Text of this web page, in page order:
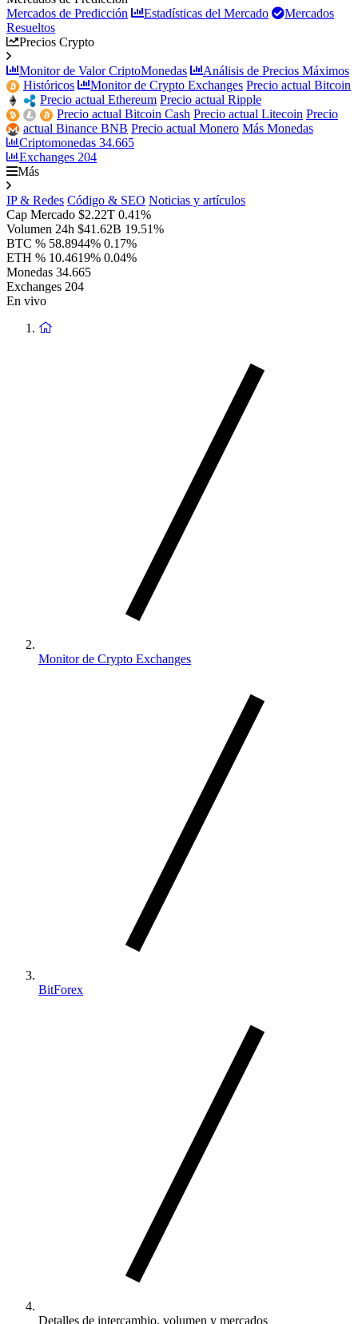
Mercados de Predicción
Estadísticas del Mercado
Mercados
Resueltos
Precios Crypto
Monitor de Valor CriptoMonedas
Análisis de Precios Máximos
Históricos
Monitor de Crypto Exchanges Precio actual Bitcoin
Precio actual Ethereum Precio actual Ripple
Precio actual Bitcoin Cash Precio actual Litecoin Precio
actual Binance BNB Precio actual Monero Más Monedas
Criptomonedas 34.665
Exchanges 204
Más
IP & Redes Código & SEO Noticias y artículos
Cap Mercado $2.22T 0.41%
Volumen 24h $41.62B 19.51%
BTC % 58.8944% 0.17%
ETH % 10.4619% 0.04%
Monedas 34.665
Exchanges 204
En vivo
Monitor de Crypto Exchanges
BitForex
Detalles de intercambio, volumen y mercados